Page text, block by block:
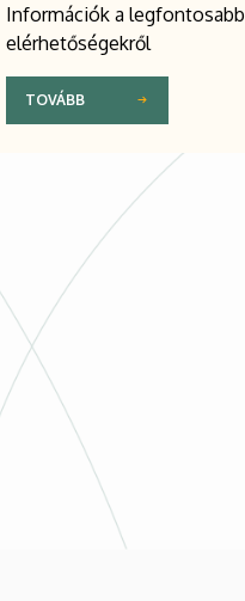
Információk a legfontosabb
elérhetőségekről
TOVÁBB